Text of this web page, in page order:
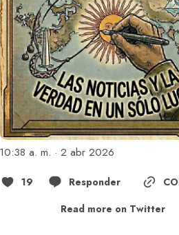
10:38 a. m. · 2 abr 2026
19 Responder
Read more on Twitter